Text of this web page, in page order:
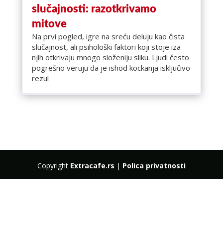
slučajnosti: razotkrivamo
mitove
Na prvi pogled, igre na sreću deluju kao čista
slučajnost, ali psihološki faktori koji stoje iza
njih otkrivaju mnogo složeniju sliku. Ljudi često
pogrešno veruju da je ishod kockanja isključivo
rezul
Copyright Extracafe.rs | Polica privatnosti